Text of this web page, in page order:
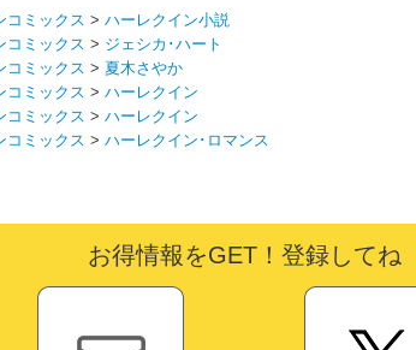
コミックス > ハーレクイン小説
コミックス > ジェシカ･ハート
コミックス > 夏木さやか
コミックス > ハーレクイン
コミックス > ハーレクイン
コミックス > ハーレクイン･ロマンス
お得情報をGET！登録してね